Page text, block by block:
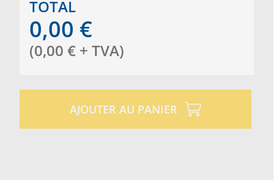
TOTAL
0,00 €
(0,00 € + TVA)
AJOUTER AU PANIER